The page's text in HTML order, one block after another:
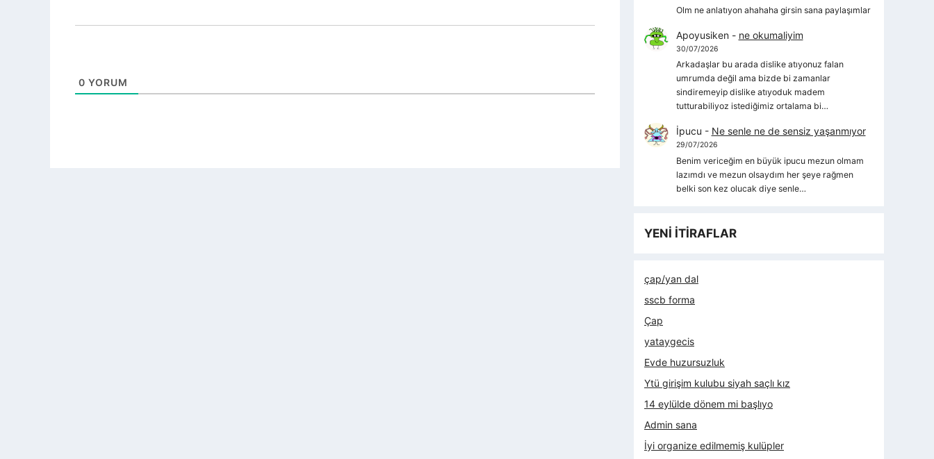
0 YORUM
Olm ne anlatıyon ahahaha girsin sana paylaşımlar
Apoyusiken- ne okumaliyim
30/07/2026
Arkadaşlar bu arada dislike atıyonuz falan
umrumda değil ama bizde bi zamanlar
sindiremeyip dislike atıyoduk madem
tutturabiliyoz istediğimiz ortalama bi…
İpucu - Ne senle ne de sensiz yaşanmıyor
29/07/2026
Benim vericeğim en büyük ipucu mezun olmam
lazımdı ve mezun olsaydım her şeye rağmen
belki son kez olucak diye senle…
YENİ İTİRAFLAR
çap/yan dal
sscb forma
Çap
yataygecis
Evde huzursuzluk
Ytü girişim kulubu siyah saçlı kız
14 eylülde dönem mi başlıyo
Admin sana
İyi organize edilmemiş kulüpler